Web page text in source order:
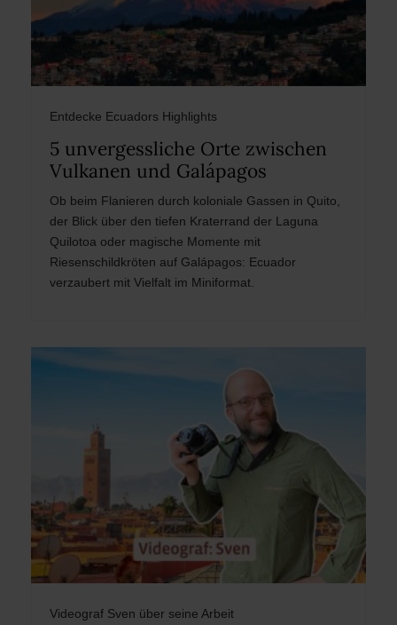
Entdecke Ecuadors Highlights
5 unvergessliche Orte zwischen
Vulkanen und Galápagos
Ob beim Flanieren durch koloniale Gassen in Quito,
der Blick über den tiefen Kraterrand der Laguna
Quilotoa oder magische Momente mit
Riesenschildkröten auf Galápagos: Ecuador
verzaubert mit Vielfalt im Miniformat.
Videograf Sven über seine Arbeit